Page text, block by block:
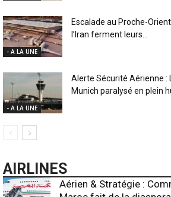
- A LA UNE
Escalade au Proche-Orient
l’Iran ferment leurs...
- A LA UNE
Alerte Sécurité Aérienne :
Munich paralysé en plein
AIRLINES
Aérien & Stratégie :